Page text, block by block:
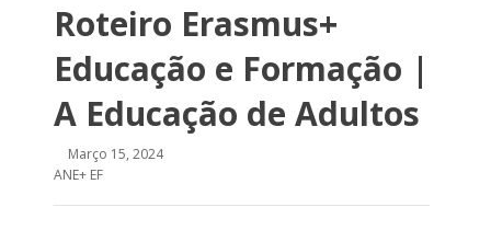
Roteiro Erasmus+
Educação e Formação |
A Educação de Adultos
Março 15, 2024
ANE+ EF